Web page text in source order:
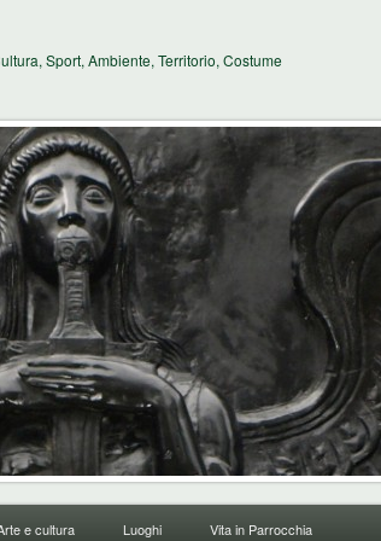
Sport, Ambiente, Territorio, Costume
e cultura Luoghi Vita in Parrocchia